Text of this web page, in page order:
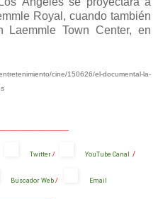
Royal, cuando también
Laemmle Town Center, en
cine/150626/el-documental-la-
Twitter/ YouTube Canal /
Buscador Web / Email